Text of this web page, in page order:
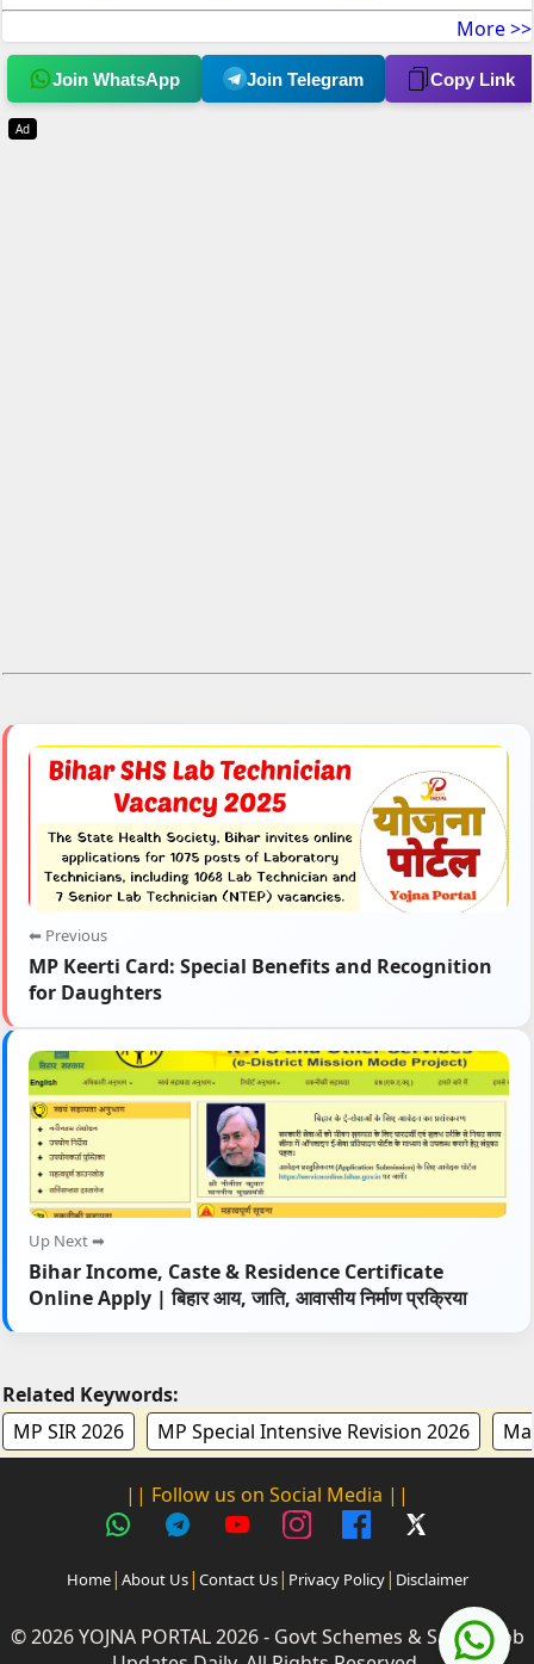
More >>
Join WhatsApp Join Telegram Copy Link
Ad
⬅ Previous
MP Keerti Card: Special Benefits and Recognition
for Daughters
Up Next ➡
Bihar Income, Caste & Residence Certificate
Online Apply | बिहार आय, जाति, आवासीय निर्माण प्रक्रिया
Related Keywords:
MP SIR 2026
MP Special Intensive Revision 2026
|| Follow us on Social Media ||
Home| About Us| Contact Us| Privacy Policy| Disclaimer
© 2026 YOJNA PORTAL 2026 - Govt Schemes & Sarkari Job